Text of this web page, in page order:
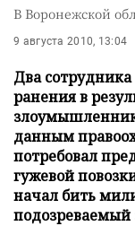
В Воронежской
9 августа 2010, 13:04
Два
ранения в
данным
потребовал
гужевой
начал бить
подозреваемый